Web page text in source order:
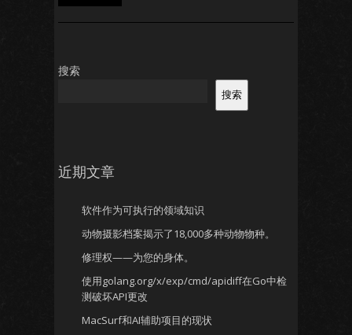
搜索
搜索
近期文章
软件作为可执行的领域知识
动物摄影档案揭示了18,000多种动物物种。
修理权——为您的身体。
使用golang.org/x/exp/cmd/apidiff在Go中检
测破坏API更改
MacSurf和AI辅助项目的现状